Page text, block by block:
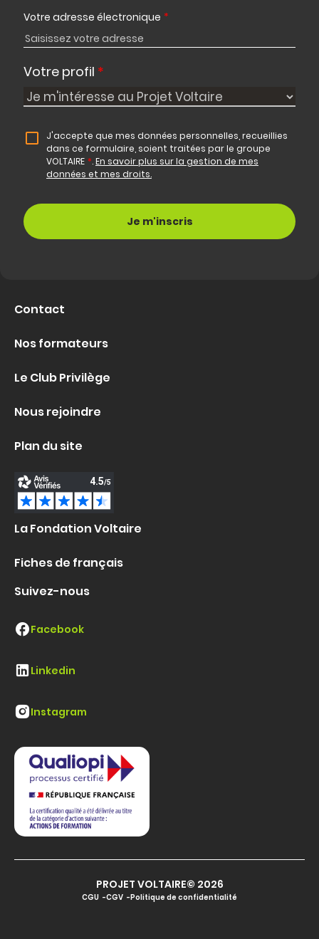
Votre adresse électronique *
Votre profil *
J'accepte que mes données personnelles, recueillies
dans ce formulaire, soient traitées par le groupe
VOLTAIRE *.En savoir plus sur la gestion de mes
données et mes droits.
Contact
Nos formateurs
Le Club Privilège
Nous rejoindre
Plan du site
La Fondation Voltaire
Fiches de français
Suivez-nous
Facebook
Linkedin
Instagram
PROJET VOLTAIRE© 2026
CGU CGV Politique de confidentialité